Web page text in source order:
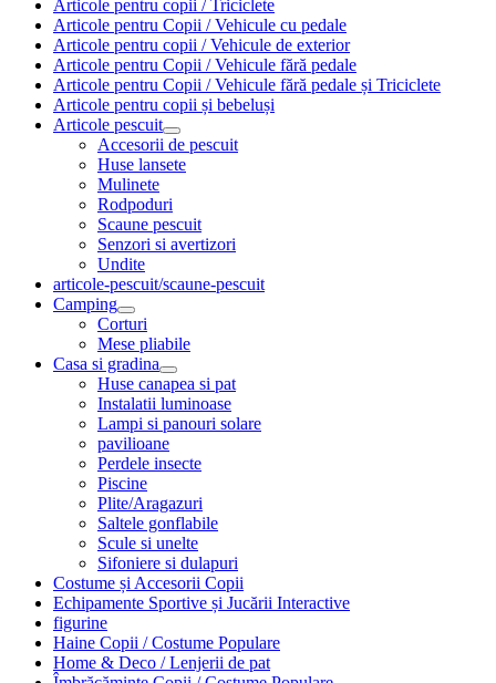
Articole pentru copii / Triciclete
Articole pentru Copii / Vehicule cu pedale
Articole pentru copii / Vehicule de exterior
Articole pentru Copii / Vehicule fără pedale
Articole pentru Copii / Vehicule fără pedale și Triciclete
Articole pentru copii și bebeluși
Articole pescuit
Accesorii de pescuit
Huse lansete
Mulinete
Rodpoduri
Scaune pescuit
Senzori si avertizori
Undite
articole-pescuit/scaune-pescuit
Camping
Corturi
Mese pliabile
Casa si gradina
Huse canapea si pat
Instalatii luminoase
Lampi si panouri solare
pavilioane
Perdele insecte
Piscine
Plite/Aragazuri
Saltele gonflabile
Scule si unelte
Sifoniere si dulapuri
Costume și Accesorii Copii
Echipamente Sportive și Jucării Interactive
figurine
Haine Copii / Costume Populare
Home & Deco / Lenjerii de pat